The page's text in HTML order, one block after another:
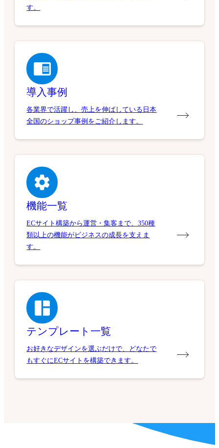
す。
導入事例
各業界で活躍し、売上を伸ばしている日本
全国のショップ事例をご紹介します。
機能一覧
ECサイト構築から運営・集客まで、350種
類以上の機能がビジネスの成長を支えま
す。
テンプレート一覧
お好きなデザインを選ぶだけで、どなたで
もすぐにECサイトを構築できます。